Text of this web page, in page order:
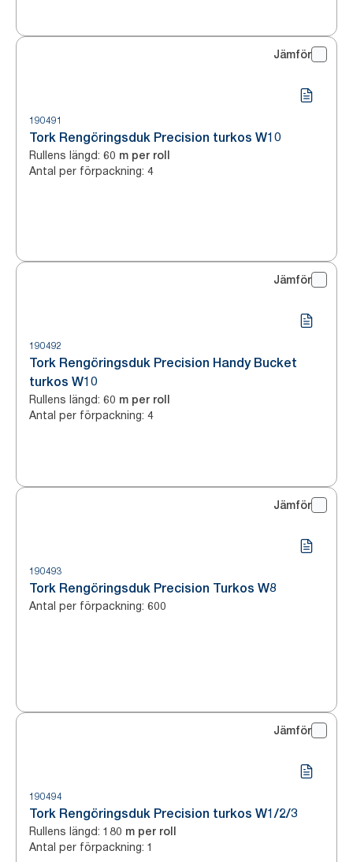
Jämför
190491
Tork Rengöringsduk Precision turkos W10
Rullens längd: 60 m per roll
Antal per förpackning: 4
Jämför
190492
Tork Rengöringsduk Precision Handy Bucket
turkos W10
Rullens längd: 60 m per roll
Antal per förpackning: 4
Jämför
190493
Tork Rengöringsduk Precision Turkos W8
Antal per förpackning: 600
Jämför
190494
Tork Rengöringsduk Precision turkos W1/2/3
Rullens längd: 180 m per roll
Antal per förpackning: 1